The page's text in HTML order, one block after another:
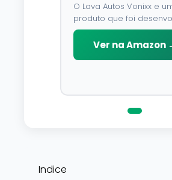
O Lava Autos Vonixx e
produto que foi
para limpar, proteger e
conservar a lataria do
Por possuir pH neutro,
Ver na Amazon
Indice